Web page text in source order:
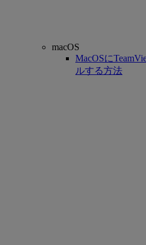
macOS
MacOSに
ルする方法